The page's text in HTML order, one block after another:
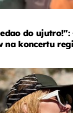
do
na koncertu